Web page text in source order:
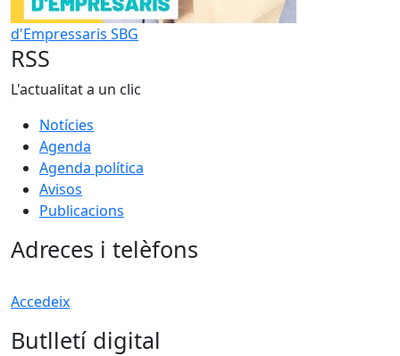
d'Empressaris SBG
RSS
L'actualitat a un clic
Notícies
Agenda
Agenda política
Avisos
Publicacions
Adreces i telèfons
Accedeix
Butlletí digital